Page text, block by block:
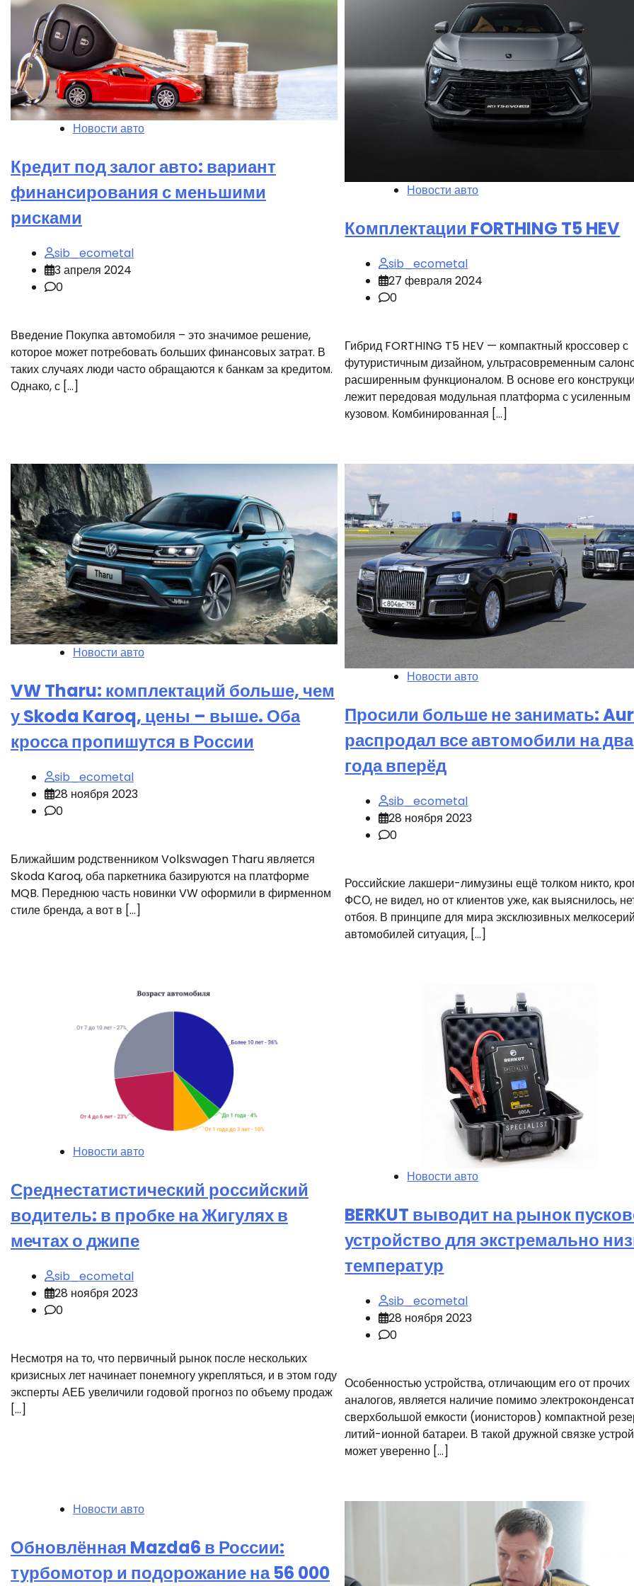
Новости авто
Кредит под залог авто: вариант
финансирования с меньшими
рисками
sib_ecometal
3 апреля 2024
0
Введение Покупка автомобиля – это значимое решение,
которое может потребовать больших финансовых затрат. В
таких случаях люди часто обращаются к банкам за кредитом.
Однако, с […]
Новости авто
Комплектации FORTHING T5 HEV
sib_ecometal
27 февраля 2024
0
Гибрид FORTHING T5 HEV — компактный кроссовер с
футуристичным дизайном, ультрасовременным
расширенным функционалом. В основе его
лежит передовая модульная платформа с усиленным
кузовом. Комбинированная […]
Новости авто
VW Tharu: комплектаций больше, чем
у Skoda Karoq, цены – выше. Оба
кросса пропишутся в России
sib_ecometal
28 ноября 2023
0
Ближайшим родственником Volkswagen Tharu является
Skoda Karoq, оба паркетника базируются на платформе
MQB. Переднюю часть новинки VW оформили в фирменном
стиле бренда, а вот в […]
Новости авто
Просили больше не занимать:
распродал все автомобили на два
года вперёд
sib_ecometal
28 ноября 2023
0
Российские лакшери-лимузины ещё толком никто,
ФСО, не видел, но от клиентов уже, как выяснилось,
отбоя. В принципе для мира эксклюзивных
автомобилей ситуация, […]
Новости авто
Среднестатистический российский
водитель: в пробке на Жигулях в
мечтах о джипе
sib_ecometal
28 ноября 2023
0
Несмотря на то, что первичный рынок после нескольких
кризисных лет начинает понемногу укрепляться, и в этом году
эксперты АЕБ увеличили годовой прогноз по объему продаж
[…]
Новости авто
BERKUT выводит на рынок
устройство для экстремально
температур
sib_ecometal
28 ноября 2023
0
Особенностью устройства, отличающим его от прочих
аналогов, является наличие помимо
сверхбольшой емкости (ионисторов) компактной
литий-ионной батареи. В такой дружной связке
может уверенно […]
Новости авто
Обновлённая Mazda6 в России:
турбомотор и подорожание на 56 000